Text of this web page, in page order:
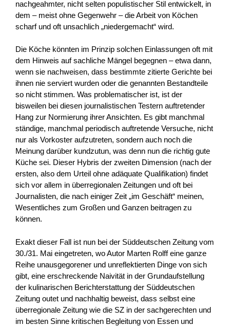
nachgeahmter, nicht selten populistischer Stil entwickelt, in
dem – meist ohne Gegenwehr – die Arbeit von Köchen
scharf und oft unsachlich „niedergemacht“ wird.
Die Köche könnten im Prinzip solchen Einlassungen oft mit
dem Hinweis auf sachliche Mängel begegnen – etwa dann,
wenn sie nachweisen, dass bestimmte zitierte Gerichte bei
ihnen nie serviert wurden oder die genannten Bestandteile
so nicht stimmen. Was problematischer ist, ist der
bisweilen bei diesen journalistischen Testern auftretender
Hang zur Normierung ihrer Ansichten. Es gibt manchmal
ständige, manchmal periodisch auftretende Versuche, nicht
nur als Vorkoster aufzutreten, sondern auch noch die
Meinung darüber kundzutun, was denn nun die richtig gute
Küche sei. Dieser Hybris der zweiten Dimension (nach der
ersten, also dem Urteil ohne adäquate Qualifikation) findet
sich vor allem in überregionalen Zeitungen und oft bei
Journalisten, die nach einiger Zeit „im Geschäft“ meinen,
Wesentliches zum Großen und Ganzen beitragen zu
können.
Exakt dieser Fall ist nun bei der Süddeutschen Zeitung vom
30./31. Mai eingetreten, wo Autor Marten Rolff eine ganze
Reihe unausgegorener und unreflektierten Dinge von sich
gibt, eine erschreckende Naivität in der Grundaufstellung
der kulinarischen Berichterstattung der Süddeutschen
Zeitung outet und nachhaltig beweist, dass selbst eine
überregionale Zeitung wie die SZ in der sachgerechten und
im besten Sinne kritischen Begleitung von Essen und